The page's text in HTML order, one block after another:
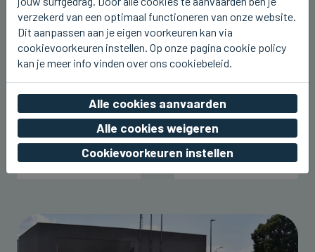
verzekerd van een optimaal functioneren van onze website.
Dit aanpassen aan je eigen voorkeuren kan via
cookievoorkeuren instellen. Op onze pagina cookie policy
kan je meer info vinden over ons cookiebeleid.
Alle cookies aanvaarden
Alle cookies weigeren
Cookievoorkeuren instellen